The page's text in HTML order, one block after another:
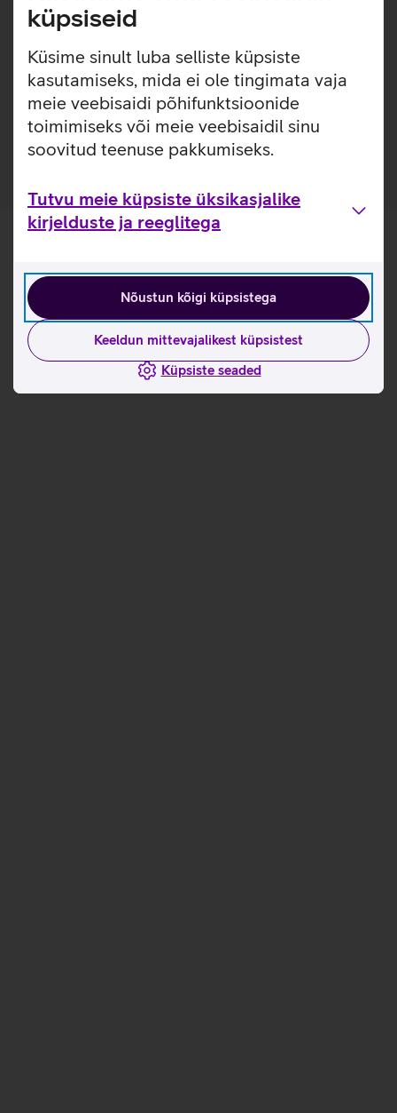
küpsiseid
Küsime sinult luba selliste küpsiste
kasutamiseks, mida ei ole tingimata vaja
meie veebisaidi põhifunktsioonide
toimimiseks või meie veebisaidil sinu
soovitud teenuse pakkumiseks.
Tutvu meie küpsiste üksikasjalike
kirjelduste ja reeglitega
Nõustun kõigi küpsistega
Keeldun mittevajalikest küpsistest
Küpsiste seaded
loodud eesmärgiga pikendada seadmete eluiga ja
välimust. Karastatud klaas toimib turvapadjana, kaitstes
telefoni löökide eest ja pakkudes kõrgetasemelist kaitset
kriimustuste vastu, ilma et see kahjustaks seadme
funktsionaalsust ja välimust. Kaitseklaas on kaetud ka
spetsiaalse kihiga, mis vähendab sõrmejälgede tekkimist
klaasile.